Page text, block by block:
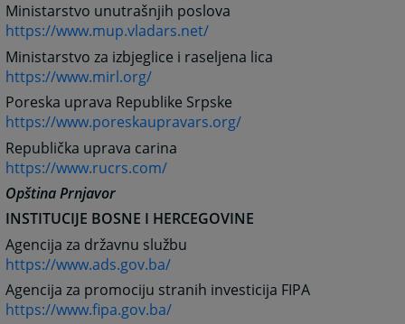
Ministarstvo unutrašnjih poslova
https://www.mup.vladars.net/
Ministarstvo za izbjeglice i raseljena lica
https://www.mirl.org/
Poreska uprava Republike Srpske
https://www.poreskaupravars.org/
Republička uprava carina
https://www.rucrs.com/
Opština Prnjavor
INSTITUCIJE BOSNE I HERCEGOVINE
Agencija za državnu službu
https://www.ads.gov.ba/
Agencija za promociju stranih investicija FIPA
https://www.fipa.gov.ba/